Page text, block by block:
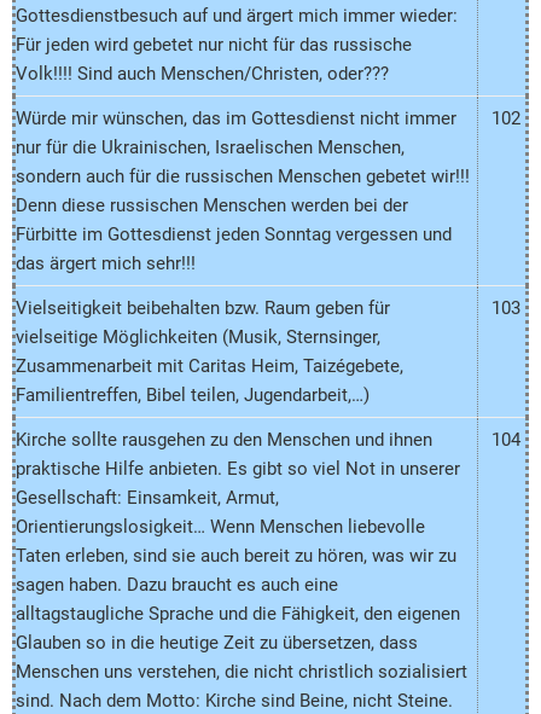
Gottesdienstbesuch auf und ärgert mich immer wieder:
Für jeden wird gebetet nur nicht für das russische
Volk!!!! Sind auch Menschen/Christen, oder???
Würde mir wünschen, das im Gottesdienst nicht immer
nur für die Ukrainischen, Israelischen Menschen,
sondern auch für die russischen Menschen gebetet wir!!!
Denn diese russischen Menschen werden bei der
Fürbitte im Gottesdienst jeden Sonntag vergessen und
das ärgert mich sehr!!!
102
Vielseitigkeit beibehalten bzw. Raum geben für
vielseitige Möglichkeiten (Musik, Sternsinger,
Zusammenarbeit mit Caritas Heim, Taizégebete,
Familientreffen, Bibel teilen, Jugendarbeit,…)
103
Kirche sollte rausgehen zu den Menschen und ihnen
praktische Hilfe anbieten. Es gibt so viel Not in unserer
Gesellschaft: Einsamkeit, Armut,
Orientierungslosigkeit… Wenn Menschen liebevolle
Taten erleben, sind sie auch bereit zu hören, was wir zu
sagen haben. Dazu braucht es auch eine
alltagstaugliche Sprache und die Fähigkeit, den eigenen
Glauben so in die heutige Zeit zu übersetzen, dass
Menschen uns verstehen, die nicht christlich sozialisiert
sind. Nach dem Motto: Kirche sind Beine, nicht Steine.
104